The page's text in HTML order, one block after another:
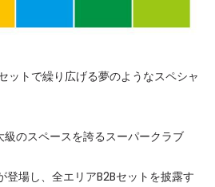
ットで繰り広げる夢のようなスペシャ
のスペースを誇るスーパークラブ
場し、全エリアB2Bセットを披露す